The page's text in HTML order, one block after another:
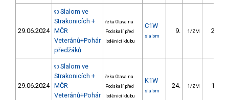
29.06.2024
90 Slalom ve
Strakonicích +
MČR
Veteránů+Pohár
předžáků
řeka Otava na
Podskalí před
loděnicí klubu
C1W
slalom
9. 1/ZM 29.31
29.06.2024
90 Slalom ve
Strakonicích +
MČR
Veteránů+Pohár
řeka Otava na
Podskalí před
loděnicí klubu
K1W
slalom
24. 1/ZM 18.15